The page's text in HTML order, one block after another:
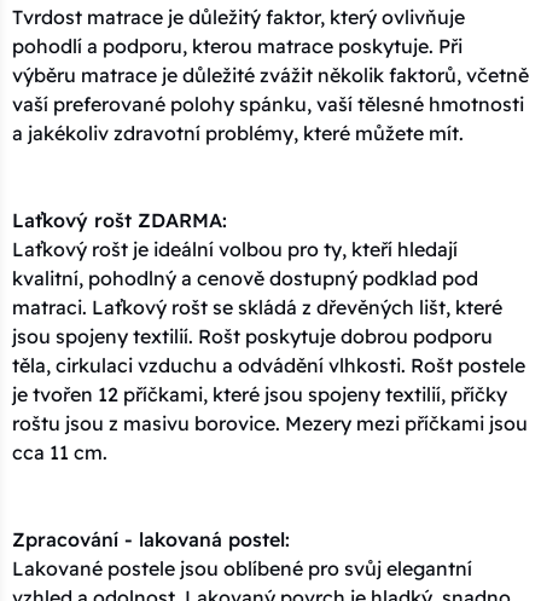
Tvrdost matrace je důležitý faktor, který ovlivňuje
pohodlí a podporu, kterou matrace poskytuje. Při
výběru matrace je důležité zvážit několik faktorů, včetně
vaší preferované polohy spánku, vaší tělesné hmotnosti
a jakékoliv zdravotní problémy, které můžete mít.
Laťkový rošt ZDARMA:
Laťkový rošt je ideální volbou pro ty, kteří hledají
kvalitní, pohodlný a cenově dostupný podklad pod
matraci. Laťkový rošt se skládá z dřevěných lišt, které
jsou spojeny textilií. Rošt poskytuje dobrou podporu
těla, cirkulaci vzduchu a odvádění vlhkosti. Rošt postele
je tvořen 12 příčkami, které jsou spojeny textilií, příčky
roštu jsou z masivu borovice. Mezery mezi příčkami jsou
cca 11 cm.
Zpracování - lakovaná postel:
Lakované postele jsou oblíbené pro svůj elegantní